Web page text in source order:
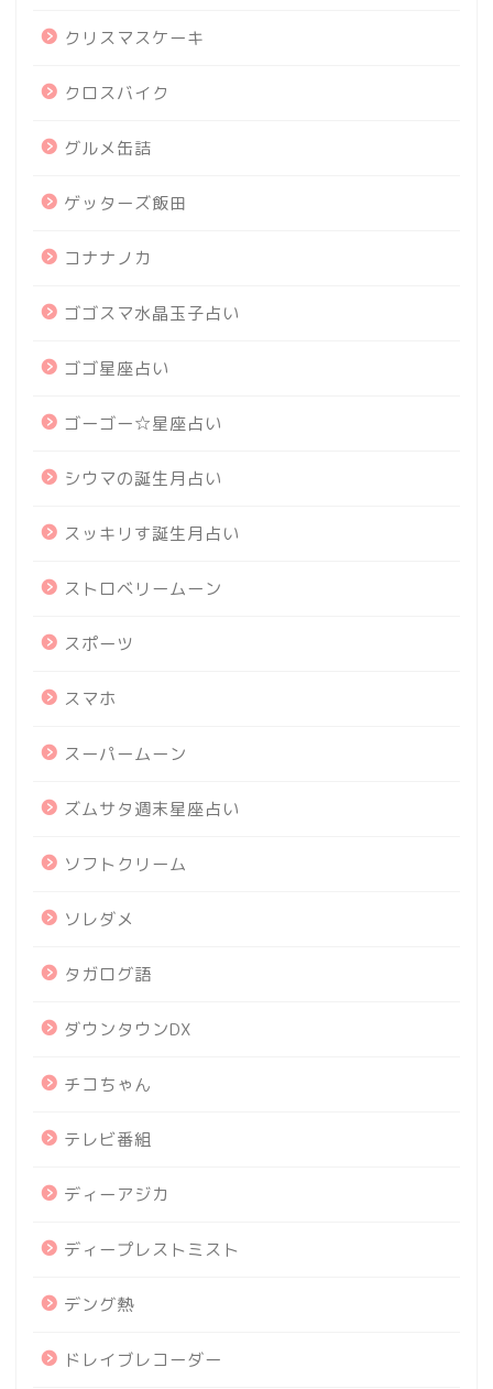
クリスマスケーキ
クロスバイク
グルメ缶詰
ゲッターズ飯田
コナナノカ
ゴゴスマ水晶玉子占い
ゴゴ星座占い
ゴーゴー☆星座占い
シウマの誕生月占い
スッキリす誕生月占い
ストロベリームーン
スポーツ
スマホ
スーパームーン
ズムサタ週末星座占い
ソフトクリーム
ソレダメ
タガログ語
ダウンタウンDX
チコちゃん
テレビ番組
ディーアジカ
ディープレストミスト
デング熱
ドレイブレコーダー